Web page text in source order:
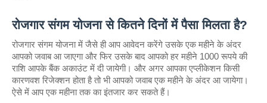
रोजगार संगम योजना से कितने दिनों में पैसा मिलता है?
रोजगार संगम योजना में जैसे ही आप आवेदन करेंगे उसके एक महीने के अंदर
आपको जवाब आ जाएगा और फिर उसके बाद आपको हर महीने 1000 रूपये की
राशि आपके बैंक अकाउंट में दी जायेगी। और अगर आपका एप्लीकेशन किसी
कारणवश रिजेक्शन होता है तो भी आपको जवाब एक महीने के अंदर आ जायेगा।
ऐसे में आप एक महीना तक का इंतजार कर सकते हैं।